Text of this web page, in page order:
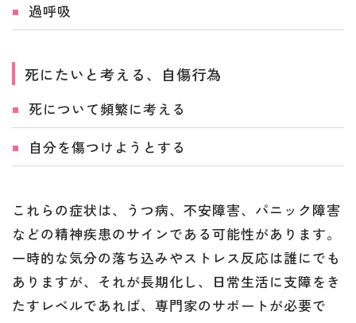
過呼吸
死にたいと考える、自傷行為
死について頻繁に考える
自分を傷つけようとする
これらの症状は、うつ病、不安障害、パニック障害
などの精神疾患のサインである可能性があります。
一時的な気分の落ち込みやストレス反応は誰にでも
ありますが、それが長期化し、日常生活に支障をき
たすレベルであれば、専門家のサポートが必要で